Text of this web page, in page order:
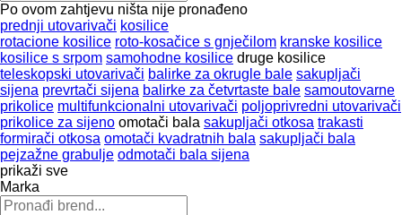
Po ovom zahtjevu ništa nije pronađeno
prednji utovarivači kosilice
rotacione kosilice roto-kosačice s gnječilom kranske kosilice
kosilice s srpom samohodne kosilice druge kosilice
teleskopski utovarivači balirke za okrugle bale sakupljači
sijena prevrtači sijena balirke za četvrtaste bale samoutovarne
prikolice multifunkcionalni utovarivači poljoprivredni utovarivači
prikolice za sijeno omotači bala sakupljači otkosa trakasti
formirači otkosa omotači kvadratnih bala sakupljači bala
pejzažne grabulje odmotači bala sijena
prikaži sve
Marka